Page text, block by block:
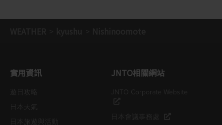
實用資訊 JNTO相關網站